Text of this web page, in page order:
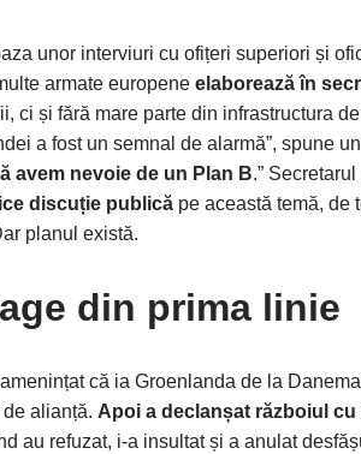
unor interviuri cu ofițeri superiori și
armate europene elaborează în
ci și fără mare parte din infrastructura
a fost un semnal de alarmă”, spune
avem nevoie de un Plan B.”
discuție publică pe această temă, de
planul există.
din prima linie
că ia Groenlanda de la
alianță. Apoi a declanșat războiul cu
au refuzat, i-a insultat și a anulat